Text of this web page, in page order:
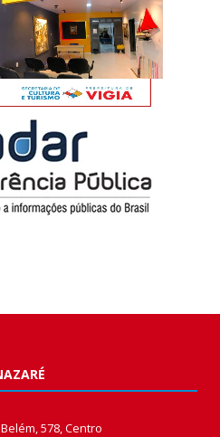
578, Centro